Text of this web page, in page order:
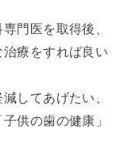
門医を取得後、
療をすれば良い
してあげたい、
供の歯の健康」